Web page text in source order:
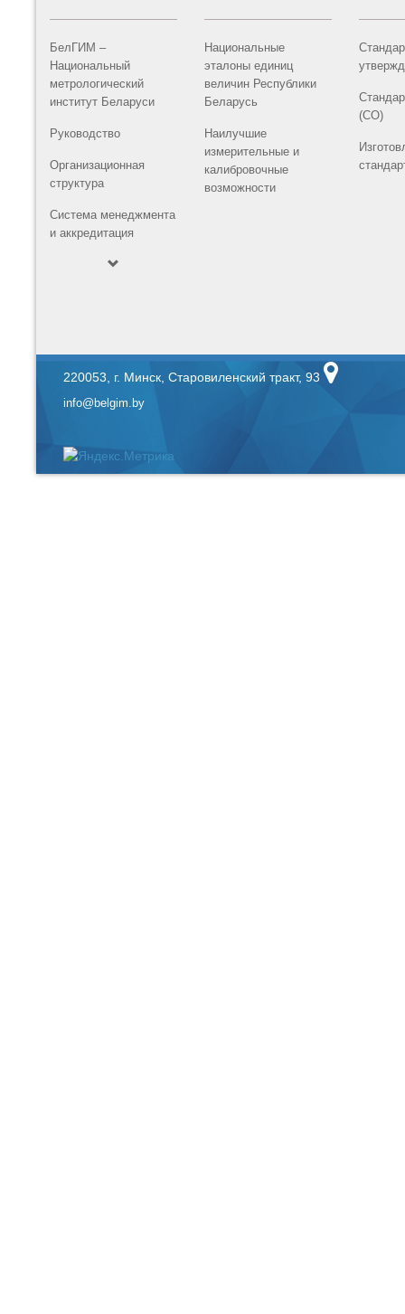
БелГИМ –
Национальный
метрологический
институт Беларуси
Руководство
Организационная
структура
Система менеджмента
и аккредитация
Национальные
эталоны единиц
величин Республики
Беларусь
Наилучшие
измерительные и
калибровочные
возможности
(СО)
220053, г. Минск, Старовиленский тракт, 93
info@belgim.by